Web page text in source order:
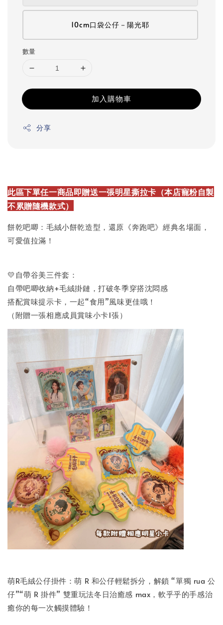
10cm口袋公仔－陽光耶
數量
加入購物車
分享
此區下單任一商品即贈送一張明星撕拉卡（本店寵粉自製
不累贈隨機款式）
餅乾吧唧：毛絨小餅乾造型，還原《奔跑吧》經典名場面，
可愛值拉滿！
💛自帶谷美三件套：
自帶吧唧收納+毛絨掛鏈，打破冬季穿搭沈悶感
搭配賞味提示卡，一起“食用”風味更佳哦！
（附贈一張相應成員賞味小卡1張）
萌R毛絨公仔掛件：萌 R 和公仔輕鬆拆分，解鎖 “單獨 rua 公
仔”“萌 R 掛件” 雙重玩法冬日治癒感 max，軟乎乎的手感治
癒你的每一次觸摸體驗！